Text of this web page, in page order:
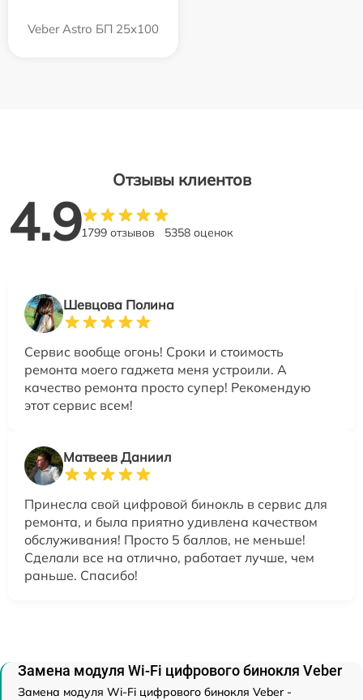
Veber Astro БП 25x100
Отзывы клиентов
4.91799 отзывов 5358 оценок
Шевцова Полина
Сервис вообще огонь! Сроки и стоимость
ремонта моего гаджета меня устроили. А
качество ремонта просто супер! Рекомендую
этот сервис всем!
Матвеев Даниил
Принесла свой цифровой бинокль в сервис для
ремонта, и была приятно удивлена качеством
обслуживания! Просто 5 баллов, не меньше!
Сделали все на отлично, работает лучше, чем
раньше. Спасибо!
Замена модуля Wi-Fi цифрового бинокля Veber
Замена модуля Wi-Fi цифрового бинокля Veber -